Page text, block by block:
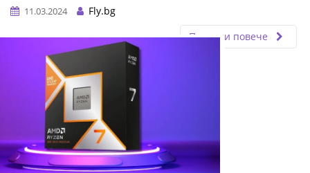
11.03.2024
Fly.bg
Прочети повече